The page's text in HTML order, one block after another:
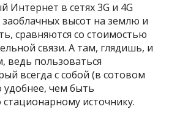
в сетях 3G и 4G
заоблачных высот на землю и
сравняются со стоимостью
связи. А там, глядишь, и
ведь пользоваться
всегда с собой (в сотовом
удобнее, чем быть
источнику.